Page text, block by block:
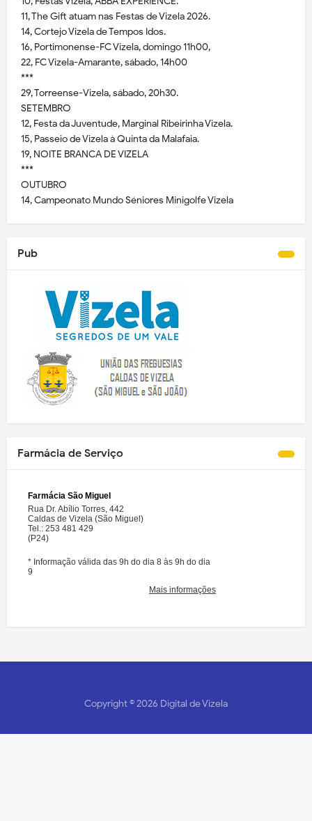
11, The Gift atuam nas Festas de Vizela 2026.
14, Cortejo Vizela de Tempos Idos.
16, Portimonense-FC Vizela, domingo 11h00,
22, FC Vizela-Amarante, sábado, 14h00
***
29, Torreense-Vizela, sábado, 20h30.
SETEMBRO
12, Festa da Juventude, Marginal Ribeirinha Vizela.
15, Passeio de Vizela à Quinta da Malafaia.
19, NOITE BRANCA DE VIZELA
***
OUTUBRO
14, Campeonato Mundo Séniores Minigolfe Vizela
Pub
Farmácia de Serviço
Copyright ©2026 Digital de Vizela